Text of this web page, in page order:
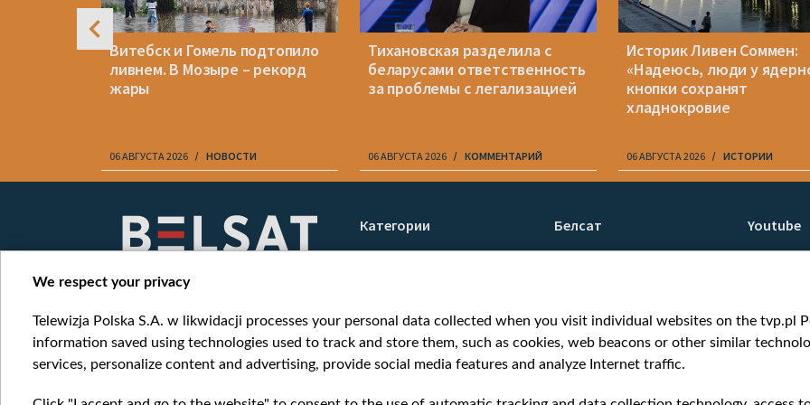
Витебск и Гомель подтопило
ливнем. В Мозыре – рекорд
жары
06 АВГУСТА 2026 НОВОСТИ
Тихановская разделила с
беларусами ответственность
за проблемы с легализацией
06 АВГУСТА 2026 КОММЕНТАРИЙ
Историк Ливен Соммен:
«Надеюсь, люди у
кнопки сохранят
хладнокровие
06 АВГУСТА 2026 ИСТОРИИ
10
Категории
Новости
Онлайн
Белсат
О нас
Ценности «Белсата»
Как нас смотреть
Награды
Как нас поддержать
Youtube
Белсат
Belsat
Biełsat PL
Белсат
We respect your privacy
Telewizja Polska S.A. w likwidacji processes your personal data collected when you visit individual websites on the tvp.pl
information saved using technologies used to track and store them, such as cookies, web beacons or other similar
services, personalize content and advertising, provide social media features and analyze Internet traffic.